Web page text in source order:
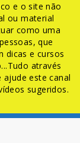
e o site não
ou material
como uma
que
dicas e cursos
através
ajude este canal
sugeridos.